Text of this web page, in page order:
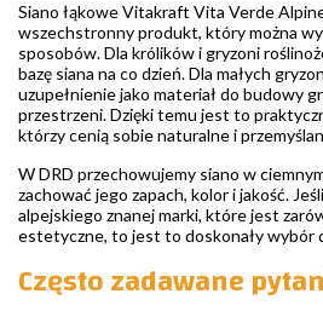
Siano łąkowe Vitakraft Vita Verde
wszechstronny produkt, który można
sposobów. Dla królików i gryzoni
bazę siana na co dzień. Dla małych
uzupełnienie jako materiał do budowy
przestrzeni. Dzięki temu jest to
którzy cenią sobie naturalne i
W DRD przechowujemy siano w
zachować jego zapach, kolor i jakość.
alpejskiego znanej marki, które jest
estetyczne, to jest to doskonały wybór
Często zadawane